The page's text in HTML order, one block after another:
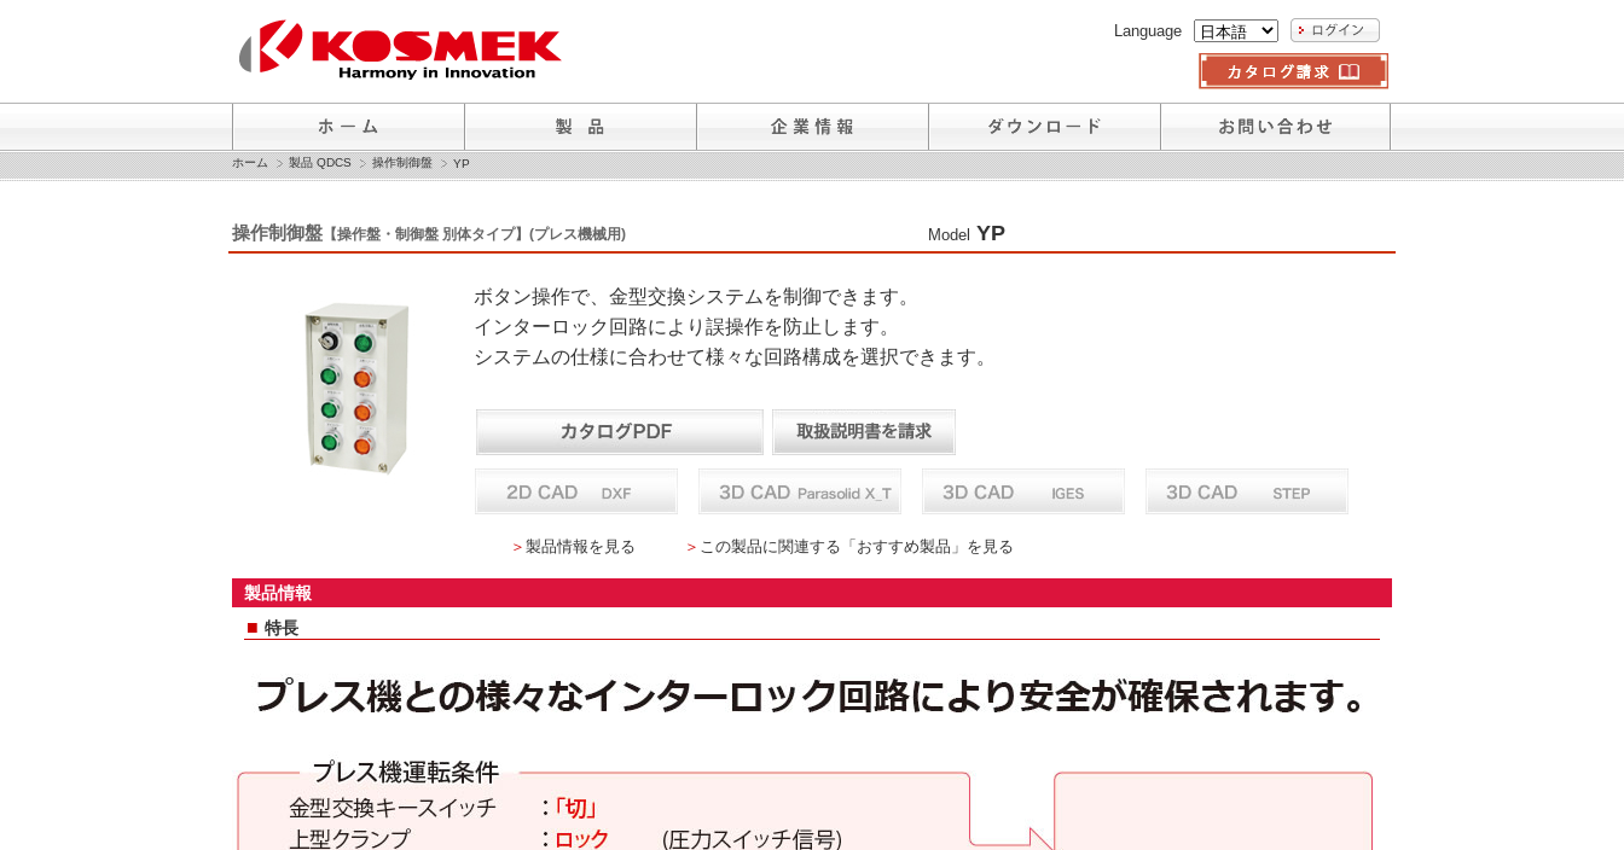
Language
ホーム 製品 QDCS 操作制御盤 YP
操作制御盤 【操作盤・制御盤 別体タイプ】(プレス機械用) Model YP
ボタン操作で、金型交換システムを制御できます。
インターロック回路により誤操作を防止します。
システムの仕様に合わせて様々な回路構成を選択できます。
＞ 製品情報を見る ＞ この製品に関連する「おすすめ製品」を見る
製品情報
■ 特長